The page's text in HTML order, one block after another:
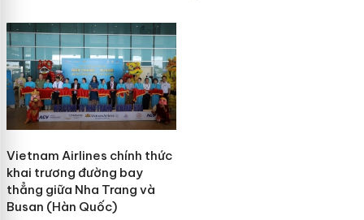
Vietnam Airlines chính thức
khai trương đường bay
thẳng giữa Nha Trang và
Busan (Hàn Quốc)